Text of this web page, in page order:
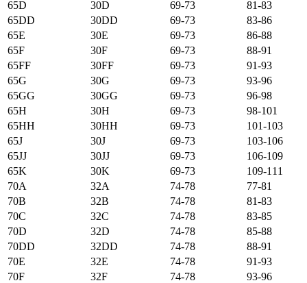
65D
30D 69-73
81-83
65DD
30DD 69-73
83-86
65E
30E 69-73
86-88
65F
30F 69-73
88-91
65FF
30FF 69-73
91-93
65G
30G 69-73
93-96
65GG
30GG 69-73
96-98
65H
30H 69-73
98-101
65HH
30HH 69-73
101-103
65J
30J 69-73
103-106
65JJ
30JJ 69-73
106-109
65K
30K 69-73
109-111
70А
32А 74-78
77-81
70B
32B 74-78
81-83
70C
32C 74-78
83-85
70D
32D 74-78
85-88
70DD
32DD 74-78
88-91
70E
32E 74-78
91-93
70F
32F 74-78
93-96